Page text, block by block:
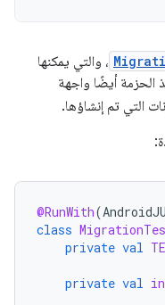
، والتي يمكنها
الحزمة أيضًا واجهة
التي تم إنشاؤها.
@RunWith(
class
private val
private val